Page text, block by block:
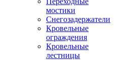
мостики
Снегозадержатели
Кровельные
ограждения
Кровельные
лестницы